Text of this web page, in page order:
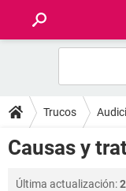
FOROS
SALUD
FAMILIA
Trucos
Causas y
Última actualización: